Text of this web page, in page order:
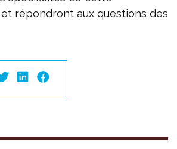
répondront aux questions des